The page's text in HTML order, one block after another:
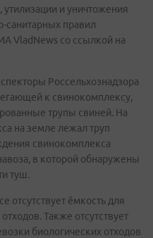
и уничтожения
санитарных правил
VladNews со ссылкой на
Россельхознадзора
к свинокомплексу,
трупы свиней. На
на земле лежал труп
свинокомплекса
в которой обнаружены
туш.
отсутствует ёмкость для
Также отсутствует
биологических отходов